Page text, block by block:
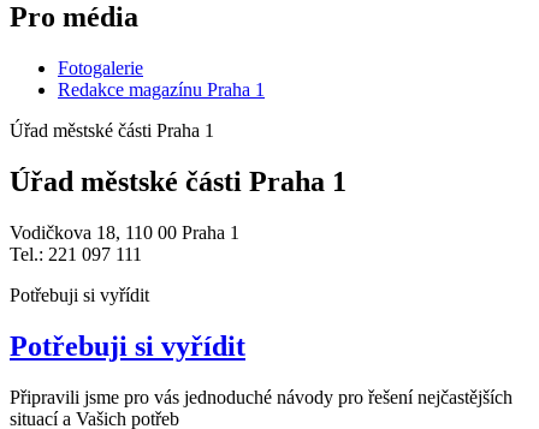
Pro média
Fotogalerie
Redakce magazínu Praha 1
Úřad městské části Praha 1
Úřad městské části Praha 1
Vodičkova 18, 110 00 Praha 1
Tel.: 221 097 111
Potřebuji si vyřídit
Potřebuji si vyřídit
Připravili jsme pro vás jednoduché návody pro řešení nejčastějších
situací a Vašich potřeb